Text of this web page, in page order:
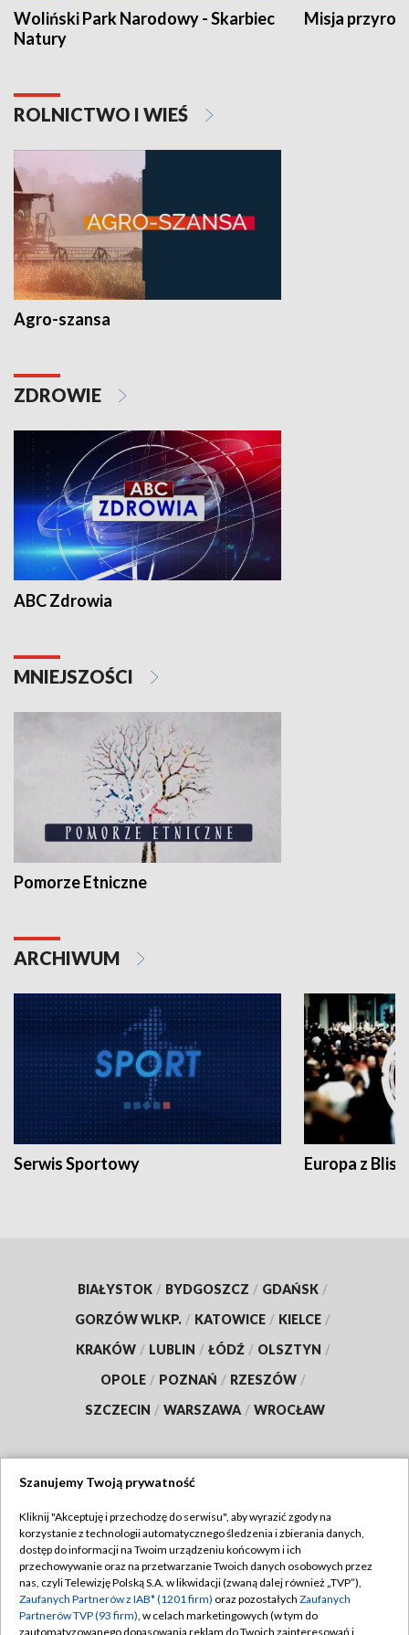
Woliński Park Narodowy - Skarbiec
Natury
Misja
ROLNICTWO I WIEŚ
Agro-szansa
ZDROWIE
ABC Zdrowia
MNIEJSZOŚCI
Pomorze Etniczne
ARCHIWUM
Serwis Sportowy Europa z
BIAŁYSTOK / BYDGOSZCZ / GDAŃSK /
GORZÓW WLKP. / KATOWICE / KIELCE /
KRAKÓW / LUBLIN / ŁÓDŹ / OLSZTYN /
OPOLE / POZNAŃ / RZESZÓW /
SZCZECIN / WARSZAWA / WROCŁAW
TVP
Abonament TVP
Emisja w TVP
Centrum informacji TVP
Regulamin TVP
Polityka prywatności
Moje zgody
Szanujemy Twoją prywatność
Kliknij "Akceptuję i przechodzę do serwisu", aby wyrazić zgody na
korzystanie z technologii automatycznego śledzenia i zbierania danych,
dostęp do informacji na Twoim urządzeniu końcowym i ich
przechowywanie oraz na przetwarzanie Twoich danych osobowych przez
nas, czyli Telewizję Polską S.A. w likwidacji (zwaną dalej również „TVP”),
Zaufanych Partnerów z IAB* (1201 firm) oraz pozostałych Zaufanych
Partnerów TVP (93 firm), w celach marketingowych (w tym do
zautomatyzowanego dopasowania reklam do Twoich zainteresowań i